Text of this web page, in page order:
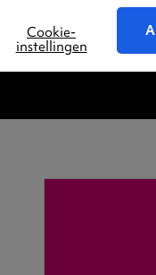
Cookie-
instellingen